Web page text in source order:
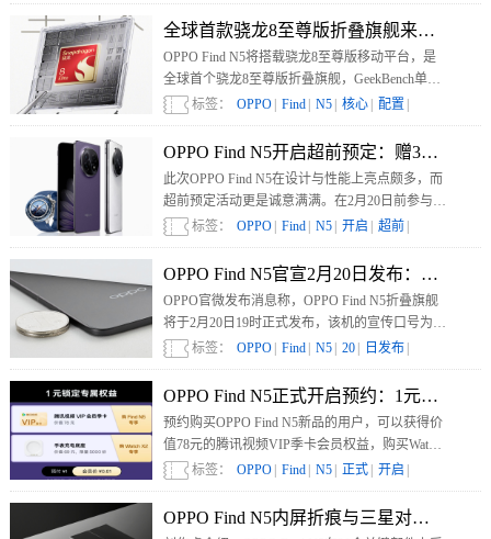
全球首款骁龙8至尊版折叠旗舰来了！
OPPO Find N5将搭载骁龙8至尊版移动平台，是
全球首个骁龙8至尊版折叠旗舰，GeekBench单核
跑分成绩3083分，多核8865分。
标签： OPPO Find N5 核心 配置
OPPO Find N5开启超前预定：赠399元官
此次OPPO Find N5在设计与性能上亮点颇多，而
超前预定活动更是诚意满满。在2月20日前参与预
定，消费者可享诸多福利。
标签： OPPO Find N5 开启 超前
OPPO Find N5官宣2月20日发布：钛薄了
OPPO官微发布消息称，OPPO Find N5折叠旗舰
将于2月20日19时正式发布，该机的宣传口号为
“钛薄了，太强了”。
标签： OPPO Find N5 20 日发布
OPPO Find N5正式开启预约：1元锁定专
预约购买OPPO Find N5新品的用户，可以获得价
值78元的腾讯视频VIP季卡会员权益，购买Watch
X2的用户，可获得价值69元的手表充电底座一
个。
标签： OPPO Find N5 正式 开启
OPPO Find N5内屏折痕与三星对比：平整